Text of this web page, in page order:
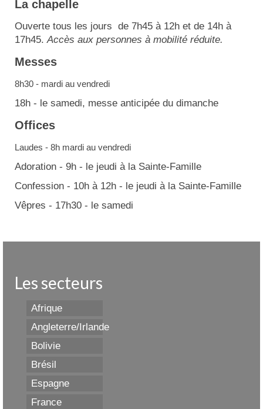
La chapelle
Ouverte tous les jours de 7h45 à 12h et de 14h à
17h45.Accès aux personnes à mobilité réduite.
Messes
8h30 - mardi au vendredi
18h - le samedi, messe anticipée du dimanche
Offices
Laudes - 8h mardi au vendredi
Adoration - 9h - le jeudi à la Sainte-Famille
Confession - 10h à 12h - le jeudi à la Sainte-Famille
Vêpres - 17h30 - le samedi
Les secteurs
Afrique
Angleterre/Irlande
Bolivie
Brésil
Espagne
France